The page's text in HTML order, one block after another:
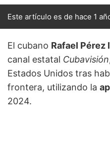
Este artículo es de hace 1
El cubano Rafael Pérez
canal estatal Cubavisión
Estados Unidos tras
frontera, utilizando la
2024.